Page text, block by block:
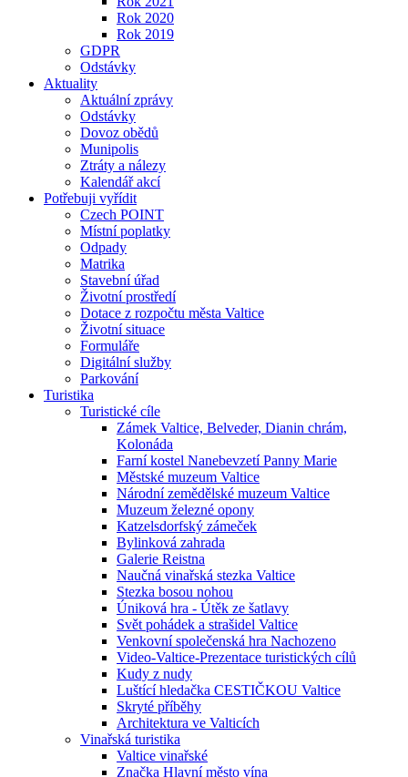
Rok 2020
Rok 2019
GDPR
Odstávky
Aktuality
Aktuální zprávy
Odstávky
Dovoz obědů
Munipolis
Ztráty a nálezy
Kalendář akcí
Potřebuji vyřídit
Czech POINT
Místní poplatky
Odpady
Matrika
Stavební úřad
Životní prostředí
Dotace z rozpočtu města Valtice
Životní situace
Formuláře
Digitální služby
Parkování
Turistika
Turistické cíle
Zámek Valtice, Belveder, Dianin chrám,
Kolonáda
Farní kostel Nanebevzetí Panny Marie
Městské muzeum Valtice
Národní zemědělské muzeum Valtice
Muzeum železné opony
Katzelsdorfský zámeček
Bylinková zahrada
Galerie Reistna
Naučná vinařská stezka Valtice
Stezka bosou nohou
Úniková hra - Útěk ze šatlavy
Svět pohádek a strašidel Valtice
Venkovní společenská hra Nachozeno
Video-Valtice-Prezentace turistických cílů
Kudy z nudy
Luštící hledačka CESTIČKOU Valtice
Skryté příběhy
Architektura ve Valticích
Vinařská turistika
Valtice vinařské
Značka Hlavní město vína